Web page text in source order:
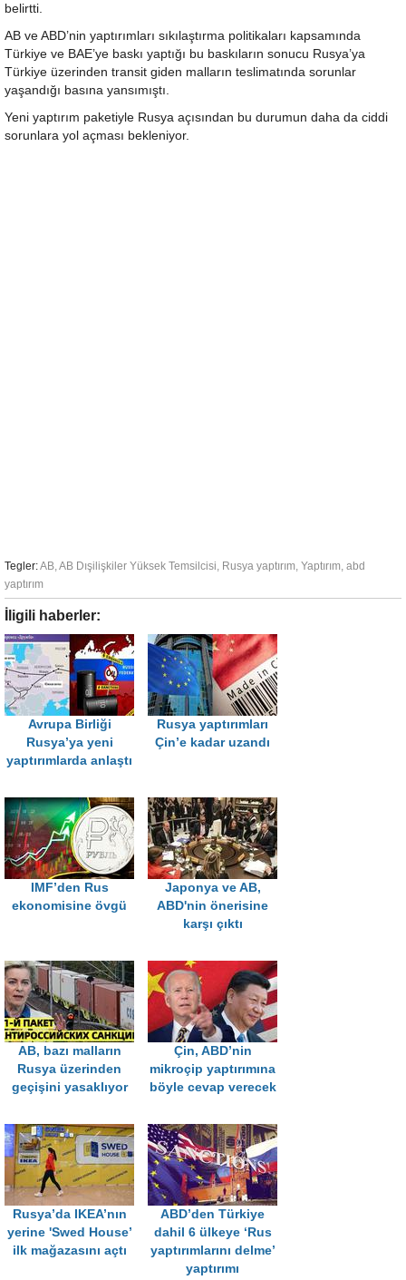
belirtti.
AB ve ABD’nin yaptırımları sıkılaştırma politikaları kapsamında
Türkiye ve BAE’ye baskı yaptığı bu baskıların sonucu Rusya’ya
Türkiye üzerinden transit giden malların teslimatında sorunlar
yaşandığı basına yansımıştı.
Yeni yaptırım paketiyle Rusya açısından bu durumun daha da ciddi
sorunlara yol açması bekleniyor.
Tegler:AB AB Dışilişkiler Yüksek Temsilcisi Rusya yaptırım Yaptırım abd
yaptırım
İligili haberler:
Avrupa Birliği
Rusya’ya yeni
yaptırımlarda anlaştı
Rusya yaptırımları
Çin’e kadar uzandı
IMF’den Rus
ekonomisine övgü
Japonya ve AB,
ABD'nin önerisine
karşı çıktı
AB, bazı malların
Rusya üzerinden
geçişini yasaklıyor
Çin, ABD’nin
mikroçip yaptırımına
böyle cevap verecek
Rusya’da IKEA’nın
yerine 'Swed House’
ilk mağazasını açtı
ABD’den Türkiye
dahil 6 ülkeye ‘Rus
yaptırımlarını delme’
yaptırımı